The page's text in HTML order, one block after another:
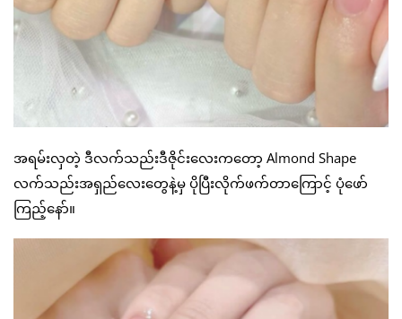
အရမ်းလှတဲ့ ဒီလက်သည်းဒီဇိုင်းလေးကတော့ Almond Shape
လက်သည်းအရှည်လေးတွေနဲ့မှ ပိုပြီးလိုက်ဖက်တာကြောင့် ပုံဖော်
ကြည့်နော်။